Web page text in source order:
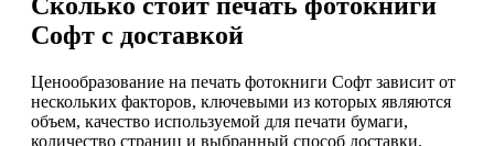
Софт с доставкой
Ценообразование на печать фотокниги Софт зависит от
нескольких факторов, ключевыми из которых являются
объем, качество используемой для печати бумаги,
количество страниц и выбранный способ доставки.